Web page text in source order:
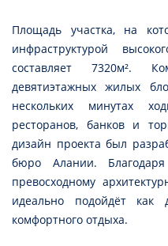
Площадь участка, на
инфраструктурой
составляет 7320м².
девятиэтажных жилых
нескольких минутах
ресторанов, банков и
дизайн проекта был
бюро Алании.
превосходному
идеально подойдёт
комфортного отдыха.